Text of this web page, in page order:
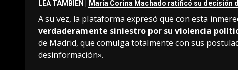
LEA TAMBIÉN | María Corina Machado ratificó su decisión
A su vez, la plataforma expresó que con esta
verdaderamente siniestro por su violencia
de Madrid, que comulga totalmente con sus
desinformación».